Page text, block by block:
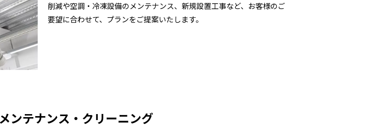
削減や空調・冷凍設備のメンテナンス、新規設置工事など、お客様のご
要望に合わせて、プランをご提案いたします。
ンテナンス・クリーニング